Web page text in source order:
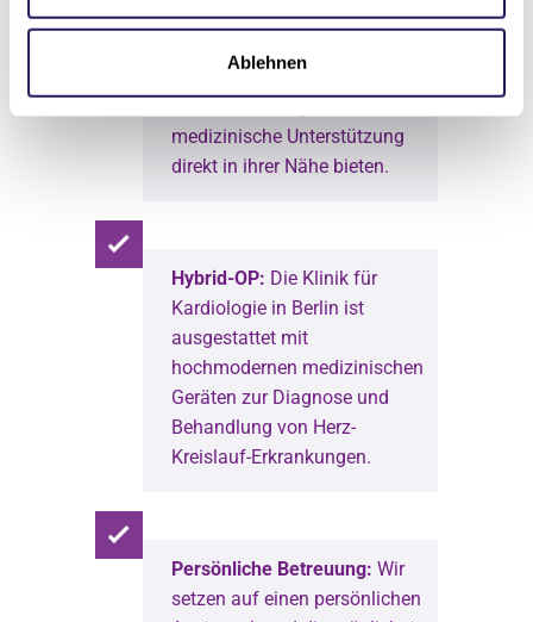
Ablehnen
Dank standortübergreifender
einer Vielzahl von
medizinische Unterstützung
direkt in ihrer Nähe bieten.
Hybrid-OP: Die Klinik für
Kardiologie in Berlin ist
ausgestattet mit
hochmodernen medizinischen
Geräten zur Diagnose und
Behandlung von Herz-
Kreislauf-Erkrankungen.
Persönliche Betreuung: Wir
setzen auf einen persönlichen